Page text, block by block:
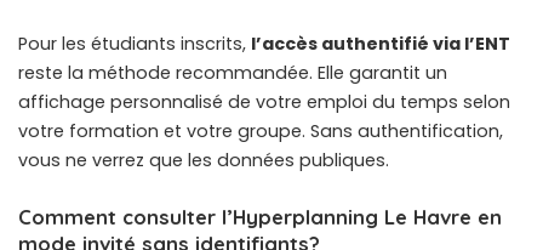
Pour les étudiants inscrits, l’accès authentifié via l’ENT
reste la méthode recommandée. Elle garantit un
affichage personnalisé de votre emploi du temps selon
votre formation et votre groupe. Sans authentification,
vous ne verrez que les données publiques.
Comment consulter l’Hyperplanning Le Havre en
mode invité sans identifiants?